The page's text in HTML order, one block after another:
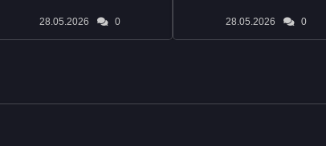
28.05.2026 0 28.05.2026 0